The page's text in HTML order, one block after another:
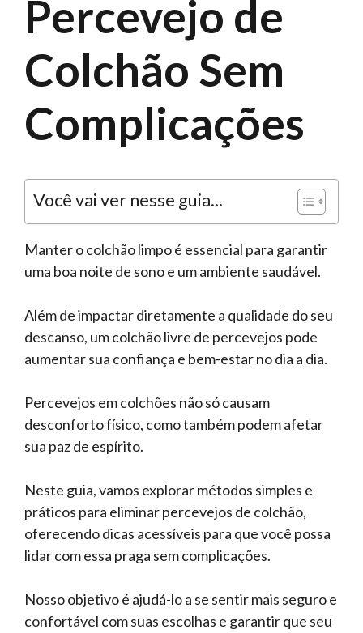
Percevejo de
Colchão Sem
Complicações
Você vai ver nesse guia...
Manter o colchão limpo é essencial para garantir
uma boa noite de sono e um ambiente saudável.
Além de impactar diretamente a qualidade do seu
descanso, um colchão livre de percevejos pode
aumentar sua confiança e bem-estar no dia a dia.
Percevejos em colchões não só causam
desconforto físico, como também podem afetar
sua paz de espírito.
Neste guia, vamos explorar métodos simples e
práticos para eliminar percevejos de colchão,
oferecendo dicas acessíveis para que você possa
lidar com essa praga sem complicações.
Nosso objetivo é ajudá-lo a se sentir mais seguro e
confortável com suas escolhas e garantir que seu